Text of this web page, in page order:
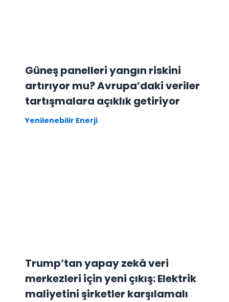
Güneş panelleri yangın riskini
artırıyor mu? Avrupa’daki veriler
tartışmalara açıklık getiriyor
Yenilenebilir Enerji
Trump’tan yapay zekâ veri
merkezleri için yeni çıkış: Elektrik
maliyetini şirketler karşılamalı